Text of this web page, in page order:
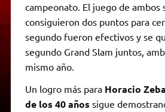
campeonato. El juego de
consiguieron dos puntos para
segundo fueron efectivos y se
segundo Grand Slam juntos,
mismo año.
Un logro más para Horacio
de los 40 años sigue